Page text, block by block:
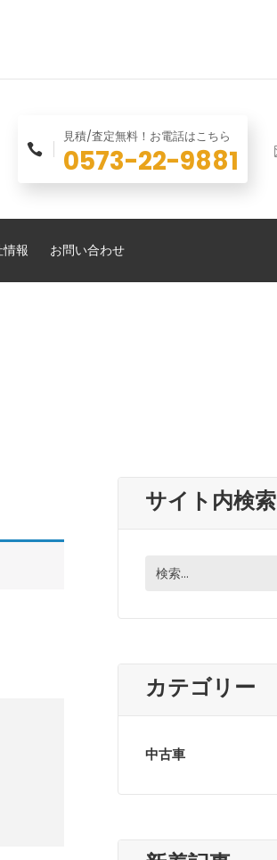
見積/査定無料！お電話はこちら
0573-22-9881
報 お問い合わせ
サイト内検索
カテゴリー
中古車